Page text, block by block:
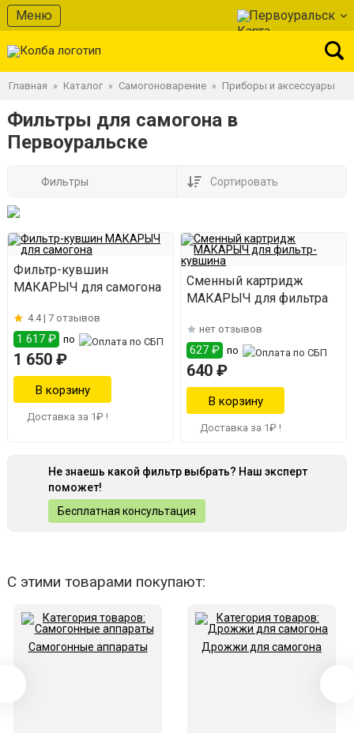
Меню Первоуральск
Главная » Каталог » Самогоноварение » Приборы и аксессуары
Фильтры для самогона в
Первоуральске
Фильтры Сортировать
Фильтр-кувшин
МАКАРЫЧ для самогона
4.4 | 7 отзывов
1 617 ₽ по
1 650 ₽
Доставка за 1₽ !
Сменный картридж
МАКАРЫЧ для фильтра
нет отзывов
627 ₽ по
640 ₽
Доставка за 1₽ !
Не знаешь какой фильтр выбрать? Наш эксперт
поможет!
Бесплатная консультация
С этими товарами покупают:
Самогонные аппараты Дрожжи для самогона